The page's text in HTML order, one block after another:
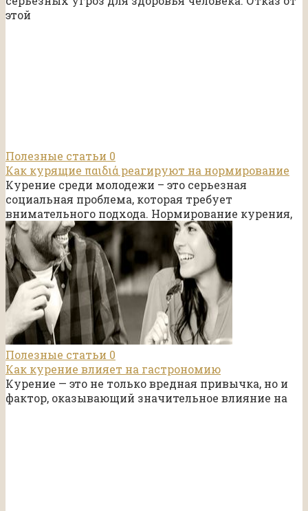
этой
Полезные статьи 0
Как курящие παιδιά реагируют на нормирование
Курение среди молодежи – это серьезная
социальная проблема, которая требует
внимательного подхода. Нормирование курения,
Полезные статьи 0
Как курение влияет на гастрономию
Курение — это не только вредная привычка, но и
фактор, оказывающий значительное влияние на